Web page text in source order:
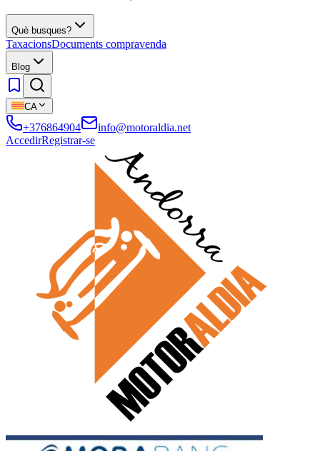
Què busques?
TaxacionsDocuments compravenda
Blog
CA
+376864904
info@motoraldia.net
AccedirRegistrar-se